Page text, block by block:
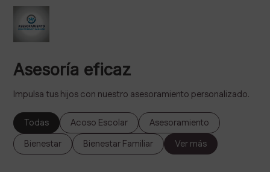
Asesoría eficaz
Impulsa tus hijos con nuestro asesoramiento personalizado.
Todas Acoso Escolar
Asesoramiento
Bienestar
Bienestar Familiar Ver más